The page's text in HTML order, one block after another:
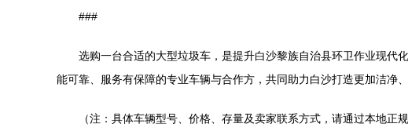
###
选购一台合适的大型垃圾车，是提升白沙黎族自治县环卫作业现代
能可靠、服务有保障的专业车辆与合作方，共同助力白沙打造更加洁净、
（注：具体车辆型号、价格、存量及卖家联系方式，请通过本地